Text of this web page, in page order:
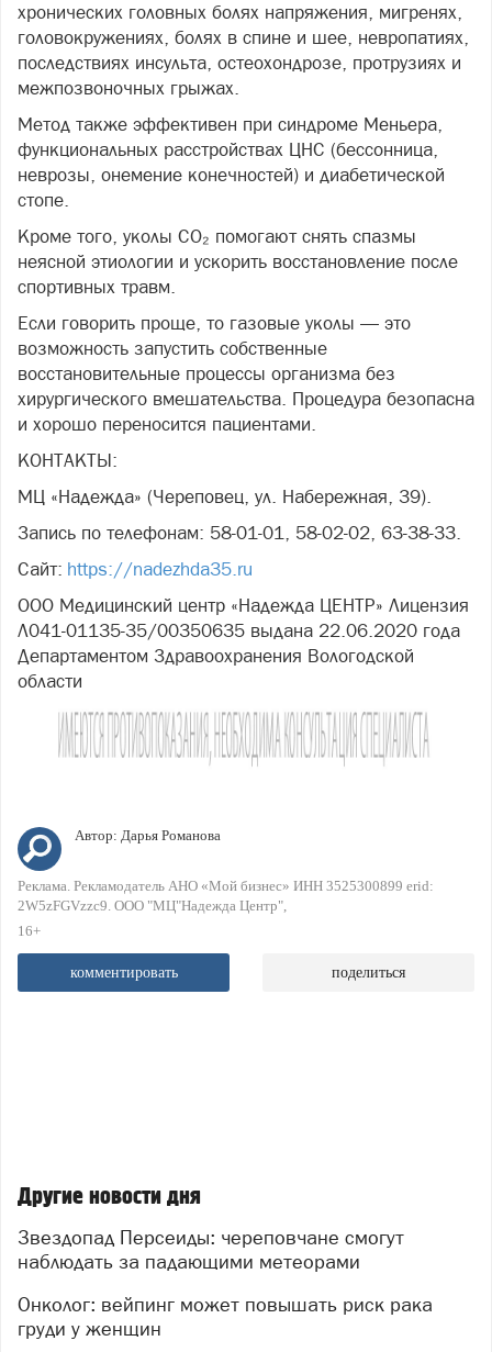
хронических головных болях напряжения, мигренях,
головокружениях, болях в спине и шее, невропатиях,
последствиях инсульта, остеохондрозе, протрузиях и
межпозвоночных грыжах.
Метод также эффективен при синдроме Меньера,
функциональных расстройствах ЦНС (бессонница,
неврозы, онемение конечностей) и диабетической
стопе.
Кроме того, уколы CO₂ помогают снять спазмы
неясной этиологии и ускорить восстановление после
спортивных травм.
Если говорить проще, то газовые уколы — это
возможность запустить собственные
восстановительные процессы организма без
хирургического вмешательства. Процедура безопасна
и хорошо переносится пациентами.
КОНТАКТЫ:
МЦ «Надежда» (Череповец, ул. Набережная, 39).
Запись по телефонам: 58-01-01, 58-02-02, 63-38-33.
Сайт: https://nadezhda35.ru
ООО Медицинский центр «Надежда ЦЕНТР» Лицензия
Л041-01135-35/00350635 выдана 22.06.2020 года
Департаментом Здравоохранения Вологодской
области
Автор: Дарья Романова
Реклама. Рекламодатель АНО «Мой бизнес» ИНН 3525300899 erid:
2W5zFGVzzc9. ООО "МЦ"Надежда Центр"
16+
комментировать поделиться
Другие новости дня
Звездопад Персеиды: череповчане смогут
наблюдать за падающими метеорами
Онколог: вейпинг может повышать риск рака
груди у женщин